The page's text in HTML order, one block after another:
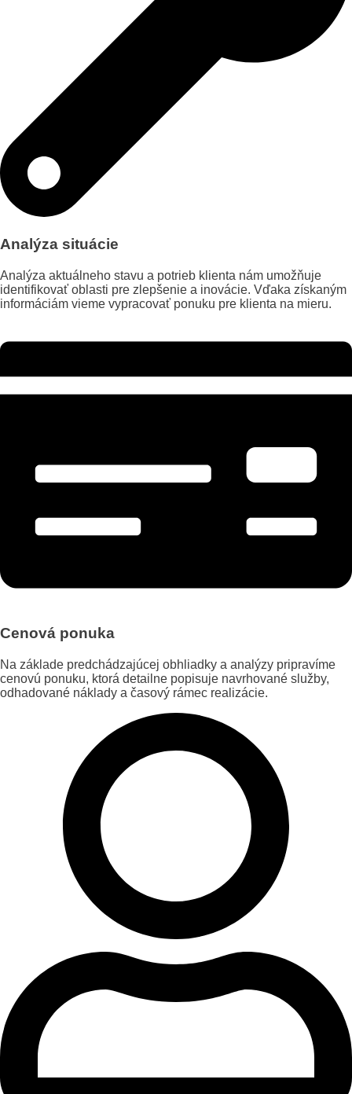
Analýza situácie
Analýza aktuálneho stavu a potrieb klienta nám umožňuje
identifikovať oblasti pre zlepšenie a inovácie. Vďaka získaným
informáciám vieme vypracovať ponuku pre klienta na mieru.
Cenová ponuka
Na základe predchádzajúcej obhliadky a analýzy pripravíme
cenovú ponuku, ktorá detailne popisuje navrhované služby,
odhadované náklady a časový rámec realizácie.